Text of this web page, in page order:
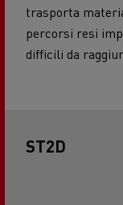
trasporta
percorsi resi
difficili da
ST2D